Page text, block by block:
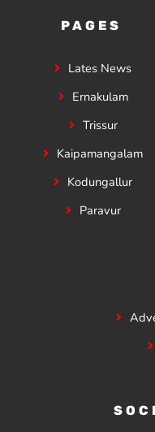
PAGES
Lates News
Ernakulam
Trissur
Kaipamangalam
Kodungallur
Paravur